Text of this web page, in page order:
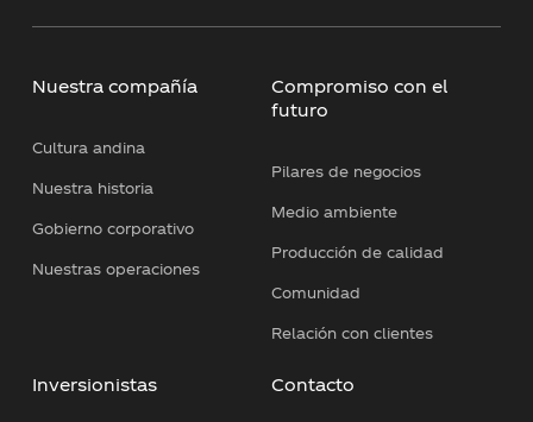
Nuestra compañía
Cultura andina
Nuestra historia
Gobierno corporativo
Nuestras operaciones
Compromiso con el
futuro
Pilares de negocios
Medio ambiente
Producción de calidad
Comunidad
Relación con clientes
Inversionistas Contacto